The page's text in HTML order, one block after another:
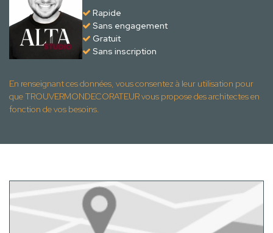
Rapide
Sans engagement
Gratuit
Sans inscription
En renseignant ces données, vous consentez à leur utilisation pour
que TROUVERMONDECORATEUR vous propose des architectes en
fonction de vos besoins.